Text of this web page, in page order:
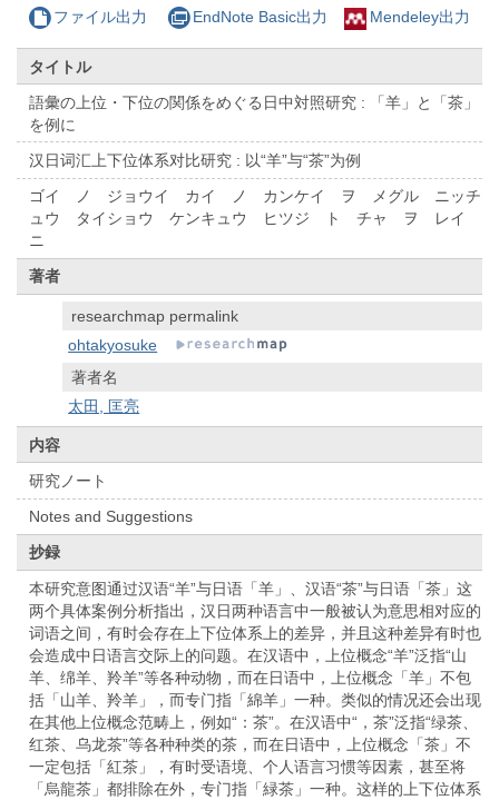
ファイル出力 EndNote Basic出力 Mendeley出力
タイトル
語彙の上位・下位の関係をめぐる日中対照研究 : 「羊」と「茶」
を例に
汉日词汇上下位体系对比研究 : 以“羊”与“茶”为例
ゴイ ノ ジョウイ カイ ノ カンケイ ヲ メグル ニッチ
ュウ タイショウ ケンキュウ ヒツジ ト チャ ヲ レイ
ニ
著者
researchmap permalink
ohtakyosuke
著者名
太田, 匡亮
内容
研究ノート
Notes and Suggestions
抄録
本研究意图通过汉语“羊”与日语「羊」、汉语“茶”与日语「茶」这
两个具体案例分析指出，汉日两种语言中一般被认为意思相对应的
词语之间，有时会存在上下位体系上的差异，并且这种差异有时也
会造成中日语言交际上的问题。在汉语中，上位概念“羊”泛指“山
羊、绵羊、羚羊”等各种动物，而在日语中，上位概念「羊」不包
括「山羊、羚羊」，而专门指「綿羊」一种。类似的情况还会出现
在其他上位概念范畴上，例如“：茶”。在汉语中“，茶”泛指“绿茶、
红茶、乌龙茶”等各种种类的茶，而在日语中，上位概念「茶」不
一定包括「紅茶」，有时受语境、个人语言习惯等因素，甚至将
「烏龍茶」都排除在外，专门指「緑茶」一种。这样的上下位体系